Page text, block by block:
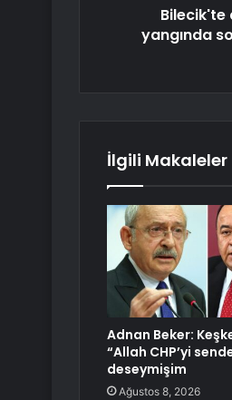
Bilecik'te
yangında
İlgili Makaleler
Adnan Beker:
“Allah CHP’yi
deseymişim
Ağustos 8, 2026